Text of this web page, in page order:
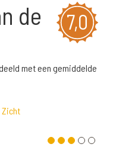
7,0
de
met een gemiddelde
Zicht